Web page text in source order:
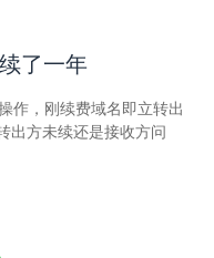
了一年
作，刚续费域名即立转出
出方未续还是接收方问